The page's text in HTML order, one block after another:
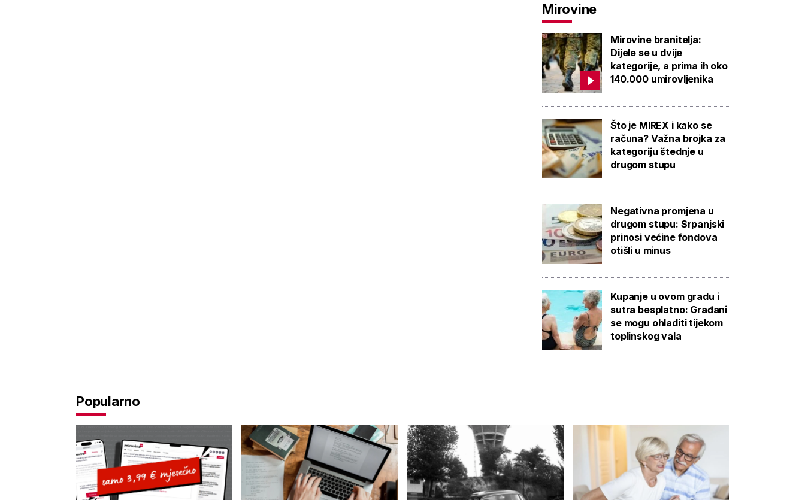
Mirovine
Mirovine branitelja:
Dijele se u dvije
kategorije, a prima ih oko
140.000 umirovljenika
Što je MIREX i kako se
računa? Važna brojka za
kategoriju štednje u
drugom stupu
Negativna promjena u
drugom stupu: Srpanjski
prinosi većine fondova
otišli u minus
Kupanje u ovom gradu i
sutra besplatno: Građani
se mogu ohladiti tijekom
toplinskog vala
Popularno